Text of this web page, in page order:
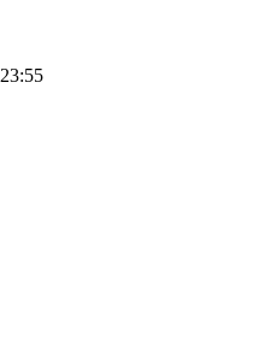
23:55